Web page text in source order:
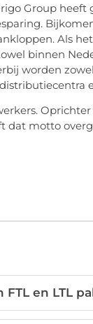
Group heeft
Als
binnen
worden
motto
en LTL